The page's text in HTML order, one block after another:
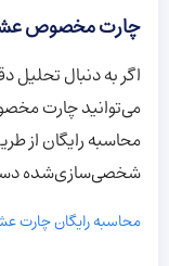
چارت مخصوص
اگر به دنبال تحلیل
می‌توانید چارت
محاسبه رایگان از
شخصی‌سازی‌شده
محاسبه رایگان چارت